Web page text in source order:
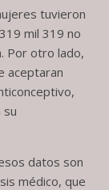
tuvieron
mil 319 no
Por otro lado,
aceptaran
su
datos son
médico, que